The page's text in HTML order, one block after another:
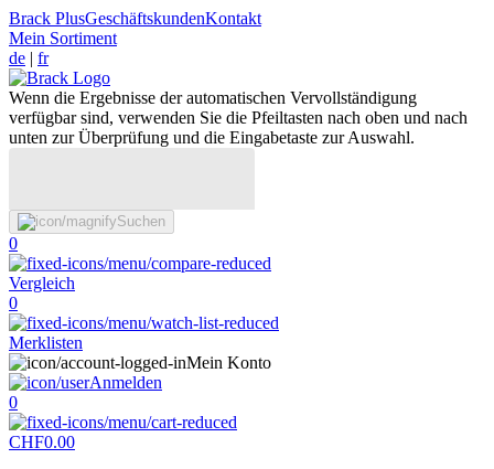
Brack PlusGeschäftskundenKontakt
Mein Sortiment
de | fr
Wenn die Ergebnisse der automatischen Vervollständigung
verfügbar sind, verwenden Sie die Pfeiltasten nach oben und nach
unten zur Überprüfung und die Eingabetaste zur Auswahl.
Suchen
0
Vergleich
0
Merklisten
Mein Konto
Anmelden
0
CHF0.00